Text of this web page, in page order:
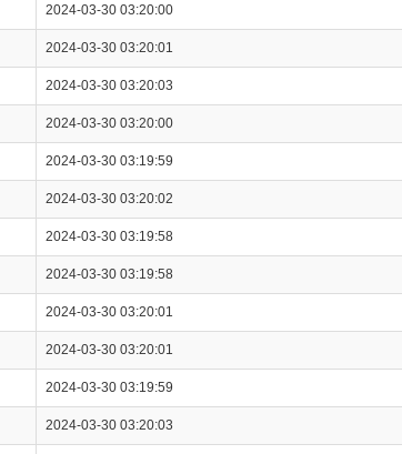
2024-03-30 03:20:00
2024-03-30 03:20:01
2024-03-30 03:20:03
2024-03-30 03:20:00
2024-03-30 03:19:59
2024-03-30 03:20:02
2024-03-30 03:19:58
2024-03-30 03:19:58
2024-03-30 03:20:01
2024-03-30 03:20:01
2024-03-30 03:19:59
2024-03-30 03:20:03